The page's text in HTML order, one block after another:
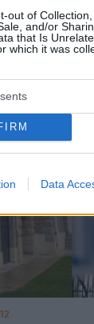
out of Collection,
and/or
that Is
which it was
Data
12